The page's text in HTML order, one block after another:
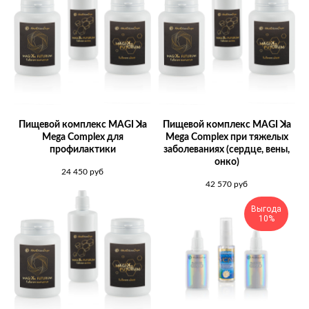
Пищевой комплекс MAGI ꓘa
Mega Complex для
профилактики
24 450 руб
Пищевой комплекс MAGI ꓘa
Mega Complex при тяжелых
заболеваниях (сердце, вены,
онко)
42 570 руб
Выгода
10%
Оставьте ваш
отзыв
Заполните форму и отправьте отзыв